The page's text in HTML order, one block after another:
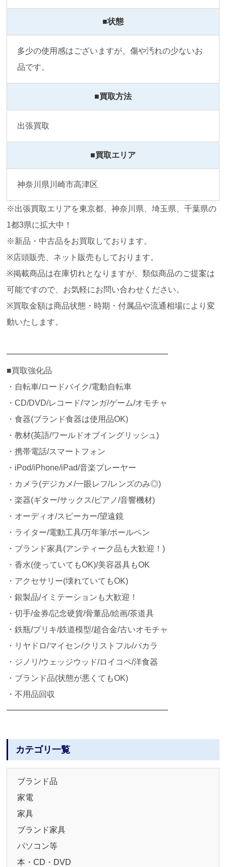
■状態
多少の使用感はございますが、傷や汚れの少ないお
品です。
■買取方法
出張買取
■買取エリア
神奈川県川崎市高津区
※出張買取エリアを東京都、神奈川県、埼玉県、千葉県の
1都3県に拡大中！
※新品・中古品をお買取しております。
※店頭販売、ネット販売もしております。
※掲載商品は在庫切れとなりますが、類似商品のご提案は
可能ですので、お気軽にお問い合わせください。
※買取金額は商品状態・時期・付属品や流通相場により変
動いたします。
━━━━━━━━━━━━━━━━━━━━
■買取強化品
・自転車/ロードバイク/電動自転車
・CD/DVD/レコード/マンガ/ゲーム/オモチャ
・食器(ブランド食器は使用品OK)
・教材(英語/ワールドオブイングリッシュ)
・携帯電話/スマートフォン
・iPod/iPhone/iPad/音楽プレーヤー
・カメラ(デジカメ/一眼レフ/レンズのみ◎)
・楽器(ギター/サックス/ピアノ/音響機材)
・オーディオ/スピーカー/望遠鏡
・ライター/電動工具/万年筆/ボールペン
・ブランド家具(アンティーク品も大歓迎！)
・香水(使っていてもOK)/美容器具もOK
・アクセサリー(壊れていてもOK)
・銀製品/イミテーションも大歓迎！
・切手/金券/記念硬貨/骨董品/絵画/茶道具
・鉄瓶/ブリキ/鉄道模型/超合金/古いオモチャ
・リヤドロ/マイセン/クリストフル/バカラ
・ジノリ/ウェッジウッド/ロイコペ/洋食器
・ブランド品(状態が悪くてもOK)
・不用品回収
━━━━━━━━━━━━━━━━━━━━
カテゴリ一覧
ブランド品
家電
家具
ブランド家具
パソコン等
本・CD・DVD